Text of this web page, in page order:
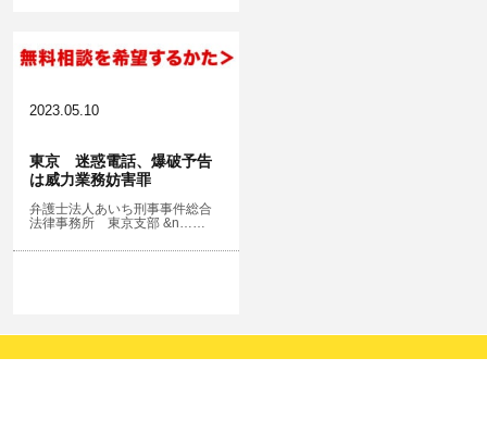
2023.05.10
東京 迷惑電話、爆破予告
は威力業務妨害罪
弁護士法人あいち刑事事件総合
法律事務所 東京支部 &n……